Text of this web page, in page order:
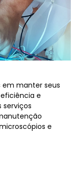
manter seus
e
serviços
e